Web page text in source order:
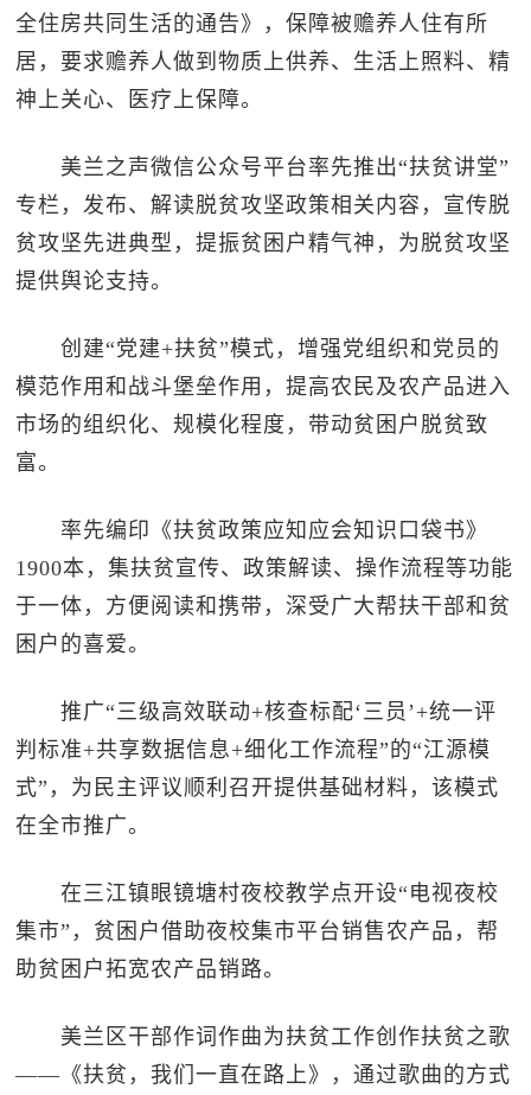
全住房共同生活的通告》，保障被赡养人住有所
居，要求赡养人做到物质上供养、生活上照料、精
神上关心、医疗上保障。
美兰之声微信公众号平台率先推出“扶贫讲堂”
专栏，发布、解读脱贫攻坚政策相关内容，宣传脱
贫攻坚先进典型，提振贫困户精气神，为脱贫攻坚
提供舆论支持。
创建“党建+扶贫”模式，增强党组织和党员的
模范作用和战斗堡垒作用，提高农民及农产品进入
市场的组织化、规模化程度，带动贫困户脱贫致
富。
率先编印《扶贫政策应知应会知识口袋书》
1900本，集扶贫宣传、政策解读、操作流程等功能
于一体，方便阅读和携带，深受广大帮扶干部和贫
困户的喜爱。
推广“三级高效联动+核查标配‘三员’+统一评
判标准+共享数据信息+细化工作流程”的“江源模
式”，为民主评议顺利召开提供基础材料，该模式
在全市推广。
在三江镇眼镜塘村夜校教学点开设“电视夜校
集市”，贫困户借助夜校集市平台销售农产品，帮
助贫困户拓宽农产品销路。
美兰区干部作词作曲为扶贫工作创作扶贫之歌
——《扶贫，我们一直在路上》，通过歌曲的方式